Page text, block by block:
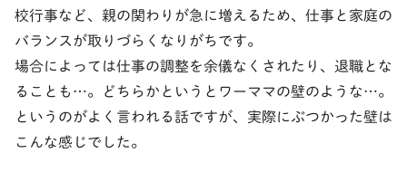
校行事など、親の関わりが急に増えるため、仕事と家庭の
バランスが取りづらくなりがちです。
場合によっては仕事の調整を余儀なくされたり、退職とな
ることも…。どちらかというとワーママの壁のような…。
というのがよく言われる話ですが、実際にぶつかった壁は
こんな感じでした。